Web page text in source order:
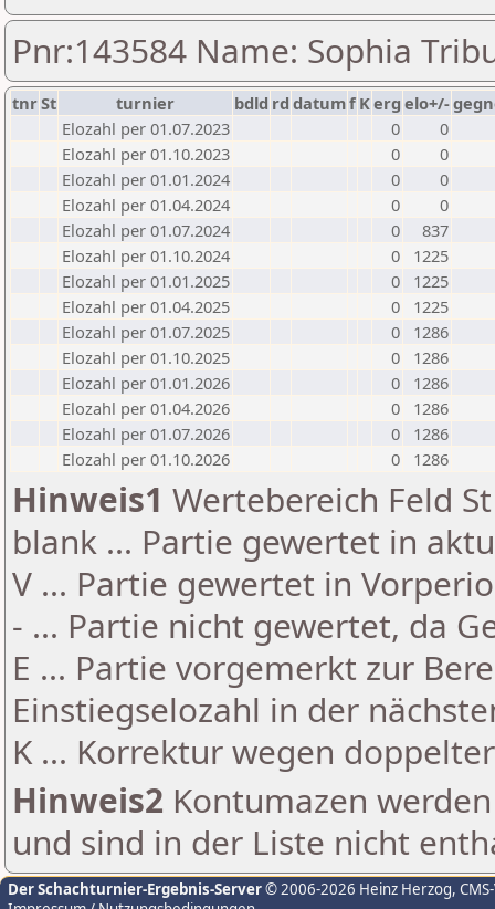
Pnr:143584 Name: Sophia
tnrSt turnier bdld rd datumf Kerg elo+/-
Elozahl per 01.07.2023
0
0
Elozahl per 01.10.2023
0
0
Elozahl per 01.01.2024
0
0
Elozahl per 01.04.2024
0
0
Elozahl per 01.07.2024
0
837
Elozahl per 01.10.2024
0
1225
Elozahl per 01.01.2025
0
1225
Elozahl per 01.04.2025
0
1225
Elozahl per 01.07.2025
0
1286
Elozahl per 01.10.2025
0
1286
Elozahl per 01.01.2026
0
1286
Elozahl per 01.04.2026
0
1286
Elozahl per 01.07.2026
0
1286
Elozahl per 01.10.2026
0 1286
Hinweis1 Wertebereich Feld
blank ... Partie gewertet in
V ... Partie gewertet in
- ... Partie nicht gewertet, da
E ... Partie vorgemerkt zur
Einstiegselozahl in der
K ... Korrektur wegen
Hinweis2 Kontumazen
und sind in der Liste nicht
Der Schachturnier-Ergebnis-Server© 2006-2026 Heinz Herzog,